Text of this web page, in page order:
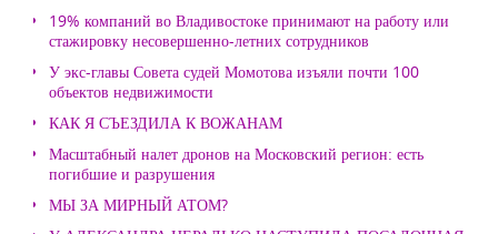
19% компаний во Владивостоке принимают на работу или
стажировку несовершенно-летних сотрудников
У экс-главы Совета судей Момотова изъяли почти 100
объектов недвижимости
КАК Я СЪЕЗДИЛА К ВОЖАНАМ
Масштабный налет дронов на Московский регион: есть
погибшие и разрушения
МЫ ЗА МИРНЫЙ АТОМ?